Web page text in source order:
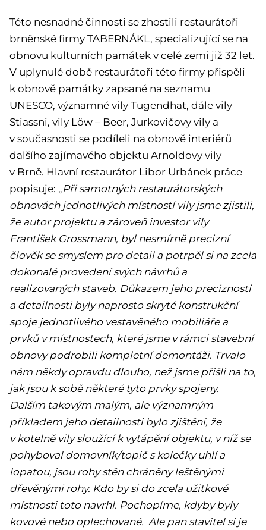
Této nesnadné činnosti se zhostili restaurátoři
brněnské firmy TABERNÁKL, specializující se na
obnovu kulturních památek v celé zemi již 32 let.
V uplynulé době restaurátoři této firmy přispěli
k obnově památky zapsané na seznamu
UNESCO, významné vily Tugendhat, dále vily
Stiassni, vily Löw – Beer, Jurkovičovy vily a
v současnosti se podíleli na obnově interiérů
dalšího zajímavého objektu Arnoldovy vily
v Brně. Hlavní restaurátor Libor Urbánek práce
popisuje: „Při samotných restaurátorských
obnovách jednotlivých místností vily jsme zjistili,
že autor projektu a zároveň investor vily
František Grossmann, byl nesmírně precizní
člověk se smyslem pro detail a potrpěl si na zcela
dokonalé provedení svých návrhů a
realizovaných staveb. Důkazem jeho preciznosti
a detailnosti byly naprosto skryté konstrukční
spoje jednotlivého vestavěného mobiliáře a
prvků v místnostech, které jsme v rámci stavební
obnovy podrobili kompletní demontáži. Trvalo
nám někdy opravdu dlouho, než jsme přišli na to,
jak jsou k sobě některé tyto prvky spojeny.
Dalším takovým malým, ale významným
příkladem jeho detailnosti bylo zjištění, že
v kotelně vily sloužící k vytápění objektu, v níž se
pohyboval domovník/topič s kolečky uhlí a
lopatou, jsou rohy stěn chráněny leštěnými
dřevěnými rohy. Kdo by si do zcela užitkové
místnosti toto navrhl. Pochopíme, kdyby byly
kovové nebo oplechované. Ale pan stavitel si je